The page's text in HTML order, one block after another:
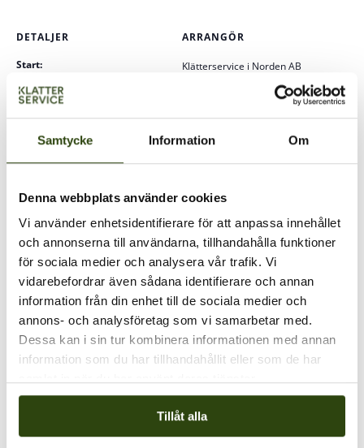
Samtycke Information Om
Denna webbplats använder cookies
Vi använder enhetsidentifierare för att anpassa innehållet
och annonserna till användarna, tillhandahålla funktioner
för sociala medier och analysera vår trafik. Vi
vidarebefordrar även sådana identifierare och annan
information från din enhet till de sociala medier och
annons- och analysföretag som vi samarbetar med.
Dessa kan i sin tur kombinera informationen med annan
information som du har tillhandahållit eller som de har
Tillåt alla
DETALJER
Start:
29 januari
Slutar:
Kostnad:
6120 kr ex moms
ARRANGÖR
Klätterservice i Norden AB
info@klatterservice.se